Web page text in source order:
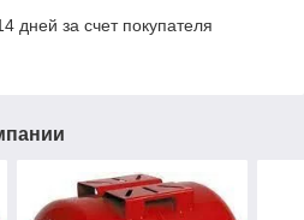
дней за счет покупателя